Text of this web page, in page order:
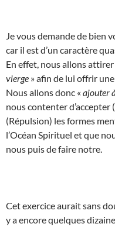
Je vous demande de bien
car il est d’un caractère
En effet, nous allons attirer
vierge » afin de lui offrir
Nous allons donc « ajouter
nous contenter
(Répulsion) les formes
l’Océan Spirituel et que
nous puis de faire notre.
Cet exercice aurait sans
y a encore quelques